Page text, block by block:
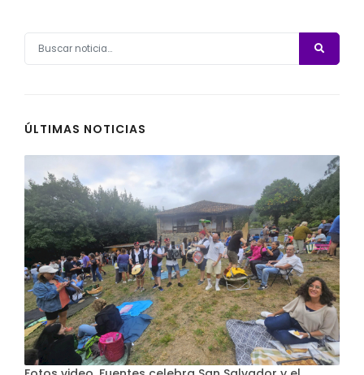
ÚLTIMAS NOTICIAS